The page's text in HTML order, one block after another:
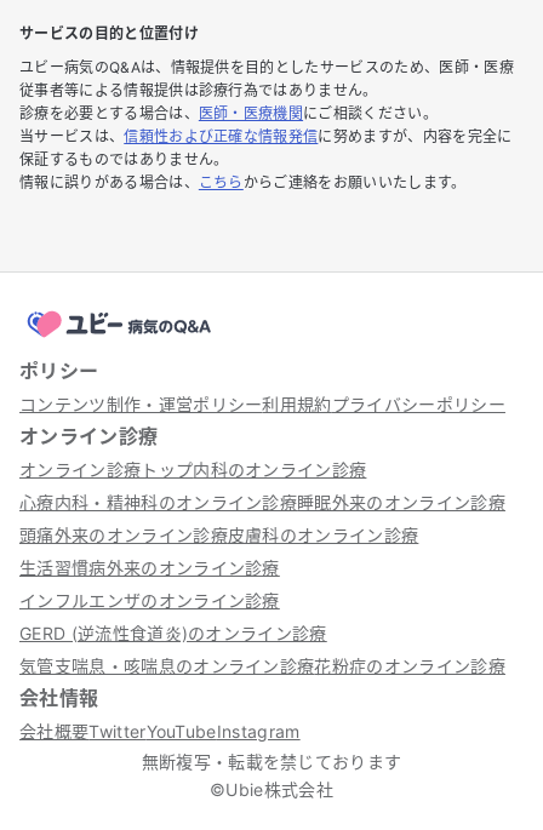
サービスの目的と位置付け
ユビー病気のQ&Aは、情報提供を目的としたサービスのため、医師・医療
従事者等による情報提供は診療行為ではありません。
診療を必要とする場合は、
医師・医療機関 にご相談ください。
当サービスは、信頼性および正確な情報発信に努めますが、内容を完全に
保証するものではありません。
情報に誤りがある場合は、
こちら からご連絡をお願いいたします。
ポリシー
コンテンツ制作・運営ポリシー利用規約プライバシーポリシー
オンライン診療
オンライン診療トップ内科のオンライン診療
心療内科・精神科のオンライン診療睡眠外来のオンライン診療
頭痛外来のオンライン診療皮膚科のオンライン診療
生活習慣病外来のオンライン診療
インフルエンザのオンライン診療
GERD (逆流性食道炎)のオンライン診療
気管支喘息・咳喘息のオンライン診療花粉症のオンライン診療
会社情報
会社概要TwitterYouTubeInstagram
無断複写・転載を禁じております
©Ubie株式会社